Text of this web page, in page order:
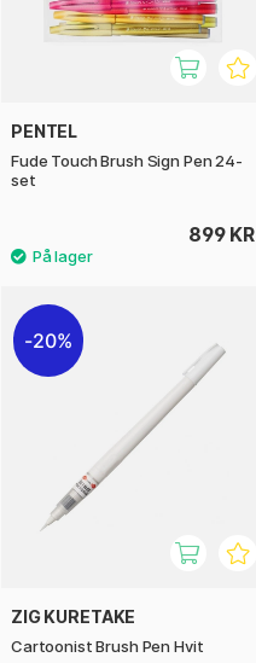
PENTEL
Fude Touch Brush Sign Pen 24-
set
899 KR
20%
ZIG KURETAKE
Cartoonist Brush Pen Hvit